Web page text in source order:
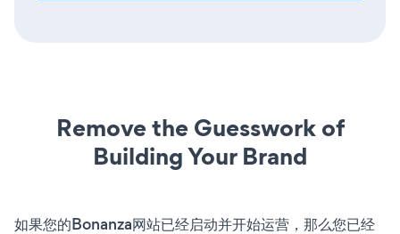
Remove the Guesswork of
Building Your Brand
如果您的Bonanza网站已经启动并开始运营，那么您已经